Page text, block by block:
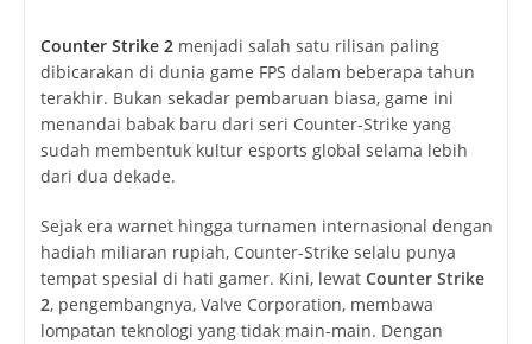
Counter Strike 2menjadi salah satu rilisan paling
dibicarakan di dunia game FPS dalam beberapa tahun
terakhir. Bukan sekadar pembaruan biasa, game ini
menandai babak baru dari seri Counter-Strike yang
sudah membentuk kultur esports global selama lebih
dari dua dekade.
Sejak era warnet hingga turnamen internasional dengan
hadiah miliaran rupiah, Counter-Strike selalu punya
tempat spesial di hati gamer. Kini, lewat Counter Strike
2, pengembangnya, Valve Corporation, membawa
lompatan teknologi yang tidak main-main. Dengan